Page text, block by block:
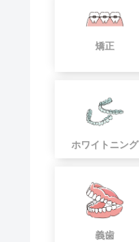
矯正
ホワイトニング
義歯